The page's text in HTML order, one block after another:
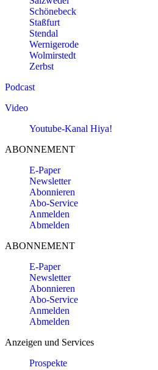
Schönebeck
Staßfurt
Stendal
Wernigerode
Wolmirstedt
Zerbst
Podcast
Video
Youtube-Kanal Hiya!
ABONNEMENT
E-Paper
Newsletter
Abonnieren
Abo-Service
Anmelden
Abmelden
ABONNEMENT
E-Paper
Newsletter
Abonnieren
Abo-Service
Anmelden
Abmelden
Anzeigen und Services
Prospekte